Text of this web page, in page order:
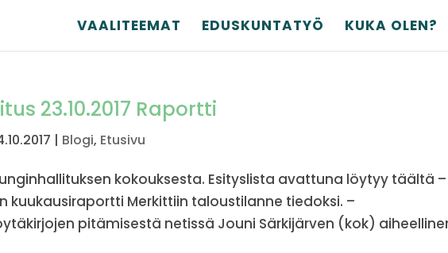
VAALITEEMAT EDUSKUNTATYÖ KUKA OLEN?
23.10.2017 Raportti
| Blogi, Etusivu
kokouksesta. Esityslista avattuna löytyy täältä –
kuukausiraportti Merkittiin taloustilanne tiedoksi. –
pitämisestä netissä Jouni Särkijärven (kok)